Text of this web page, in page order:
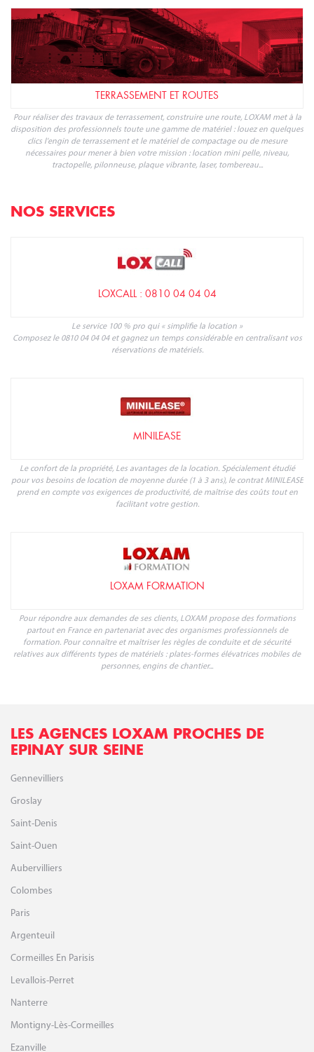
TERRASSEMENT ET ROUTES
Pour réaliser des travaux de terrassement, construire une route, LOXAM met à la
disposition des professionnels toute une gamme de matériel : louez en quelques
clics l'engin de terrassement et le matériel de compactage ou de mesure
nécessaires pour mener à bien votre mission : location mini pelle, niveau,
tractopelle, pilonneuse, plaque vibrante, laser, tombereau...
NOS SERVICES
LOXCALL : 0810 04 04 04
Le service 100 % pro qui « simplifie la location »
Composez le 0810 04 04 04 et gagnez un temps considérable en centralisant vos
réservations de matériels.
MINILEASE
Le confort de la propriété, Les avantages de la location. Spécialement étudié
pour vos besoins de location de moyenne durée (1 à 3 ans), le contrat MINILEASE
prend en compte vos exigences de productivité, de maîtrise des coûts tout en
facilitant votre gestion.
LOXAM FORMATION
Pour répondre aux demandes de ses clients, LOXAM propose des formations
partout en France en partenariat avec des organismes professionnels de
formation. Pour connaître et maîtriser les règles de conduite et de sécurité
relatives aux différents types de matériels : plates-formes élévatrices mobiles de
personnes, engins de chantier...
LES AGENCES LOXAM PROCHES DE
EPINAY SUR SEINE
Gennevilliers
Groslay
Saint-Denis
Saint-Ouen
Aubervilliers
Colombes
Paris
Argenteuil
Cormeilles En Parisis
Levallois-Perret
Nanterre
Montigny-Lès-Cormeilles
Ezanville